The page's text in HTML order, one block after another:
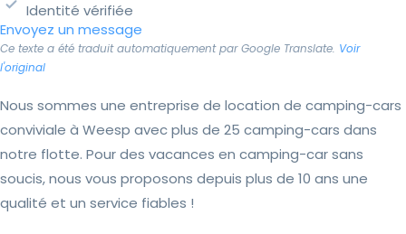
Identité vérifiée
Envoyez un message
Ce texte a été traduit automatiquement par Google Translate. Voir
l'original
Nous sommes une entreprise de location de camping-cars
conviviale à Weesp avec plus de 25 camping-cars dans
notre flotte. Pour des vacances en camping-car sans
soucis, nous vous proposons depuis plus de 10 ans une
qualité et un service fiables !